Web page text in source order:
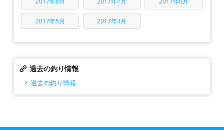
2017年5月 2017年4月
過去の釣り情報
過去の釣り情報